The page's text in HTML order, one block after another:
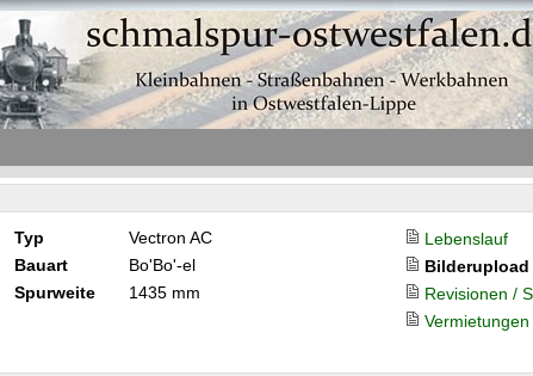
Typ Vectron AC
Lebenslauf
Bauart Bo'Bo'-el
Bilderupload
Spurweite 1435 mm
Revisionen /